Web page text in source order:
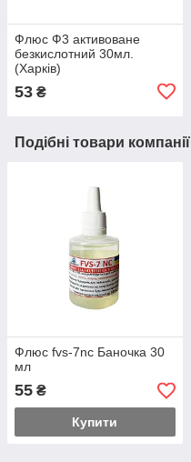
Флюс Ф3 активоване
безкислотний 30мл.
(Харків)
53 ₴
Подібні товари компанії
Флюс fvs-7nc Баночка 30
мл
55 ₴
Купити